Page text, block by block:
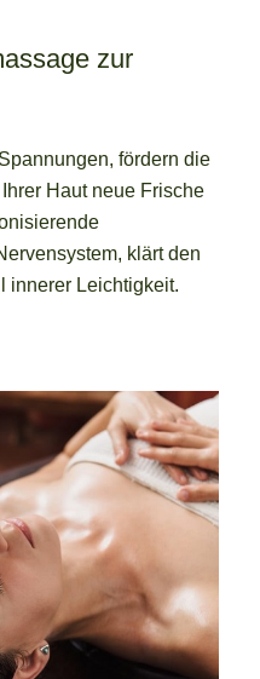
zur
fördern die
Haut neue Frische
klärt den
innerer Leichtigkeit.